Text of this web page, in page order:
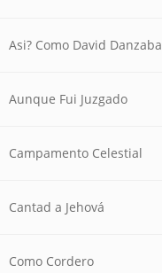
Asi? Como David Danzaba
Aunque Fui Juzgado
Campamento Celestial
Cantad a Jehová
Como Cordero